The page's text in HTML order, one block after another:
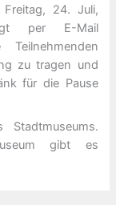
Freitag, 24. Juli,
per E-Mail
Teilnehmenden
zu tragen und
für die Pause
gibt es